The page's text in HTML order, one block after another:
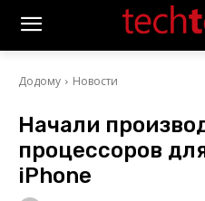
Додому Новости
Начали
процессоров
iPhone